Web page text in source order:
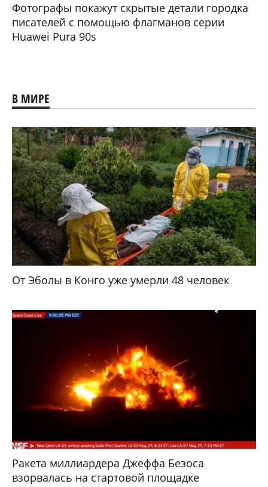
Фотографы покажут скрытые детали городка
писателей с помощью флагманов серии
Huawei Pura 90s
В МИРЕ
От Эболы в Конго уже умерли 48 человек
Ракета миллиардера Джеффа Безоса
взорвалась на стартовой площадке